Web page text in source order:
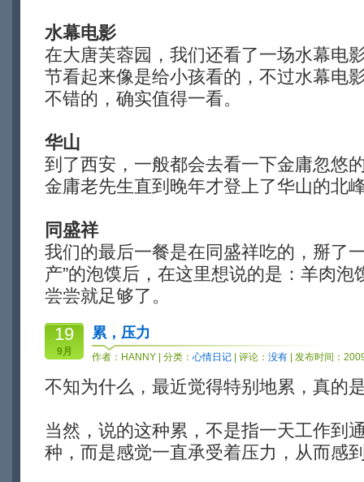
水幕电影
在大唐芙蓉园，我们还看了一场水幕电
节看起来像是给小孩看的，不过水幕电
不错的，确实值得一看。
华山
到了西安，一般都会去看一下金庸忽悠
金庸老先生直到晚年才登上了华山的北
同盛祥
我们的最后一餐是在同盛祥吃的，掰了
产”的泡馍后，在这里想说的是：羊肉
尝尝就足够了。
19
9月
累，压力
作者： HANNY | 分类： 心情日记 | 评论： 没有 | 发布时间：
不知为什么，最近觉得特别地累，真的
当然，说的这种累，不是指一天工作到
种，而是感觉一直承受着压力，从而感